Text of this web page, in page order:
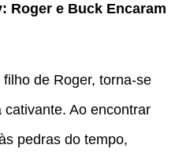
Roger e Buck Encaram
de Roger, torna-se
Ao encontrar
pedras do tempo,